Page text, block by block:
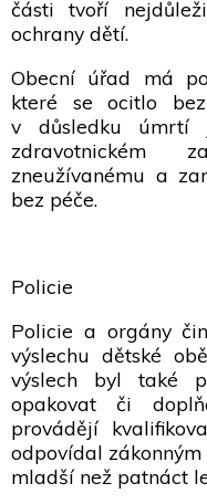
části tvoří
ochrany dětí.
Obecní úřad má
které se ocitlo
v důsledku úmrtí
zdravotnickém
zneužívanému a
bez péče.
Policie
Policie a orgány
výslechu dětské
výslech byl také
opakovat či
provádějí
odpovídal
mladší než patnáct